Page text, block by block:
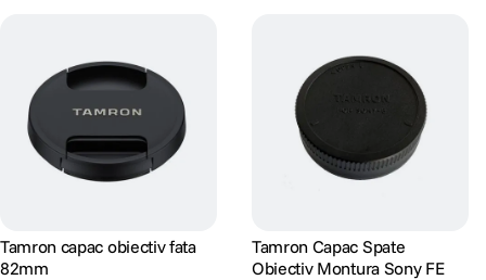
Tamron capac obiectiv fata
82mm
Tamron Capac Spate
Obiectiv Montura Sony FE